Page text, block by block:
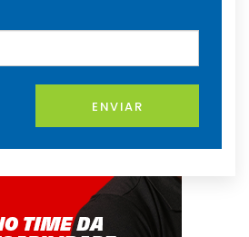
ENVIAR